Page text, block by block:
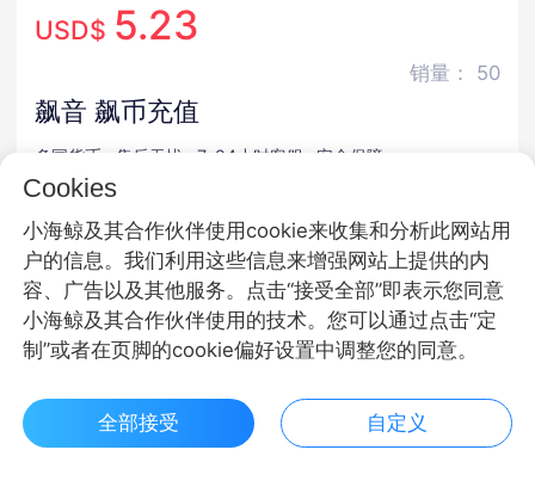
USD$ 5.23
销量： 50
飙音 飙币充值
多国货币 售后无忧 7*24小时客服 安全保障
商品规格
飚币
商品面额
5180000飙币 10000000飙币 50000000飙币
$ 5.23立即购买
Cookies
小海鲸及其合作伙伴使用cookie来收集和分析此网站用
户的信息。我们利用这些信息来增强网站上提供的内
容、广告以及其他服务。点击“接受全部”即表示您同意
小海鲸及其合作伙伴使用的技术。您可以通过点击“定
制”或者在页脚的cookie偏好设置中调整您的同意。
全部接受 自定义